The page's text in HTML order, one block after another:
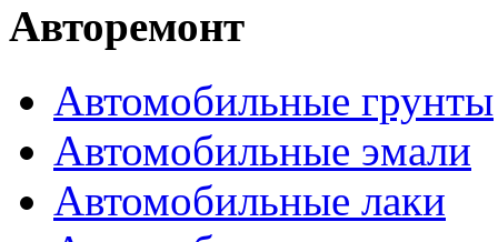
Авторемонт
Автомобильные грунты
Автомобильные эмали
Автомобильные лаки